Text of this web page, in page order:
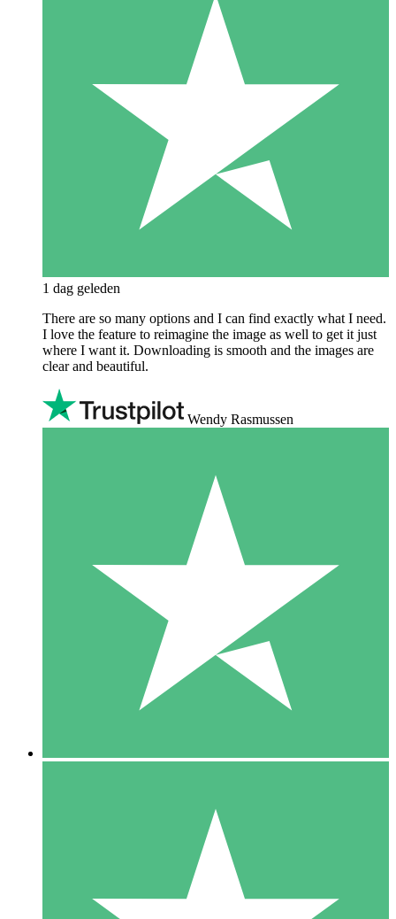
1 dag geleden
There are so many options and I can find exactly what I need.
I love the feature to reimagine the image as well to get it just
where I want it. Downloading is smooth and the images are
clear and beautiful.
Wendy Rasmussen